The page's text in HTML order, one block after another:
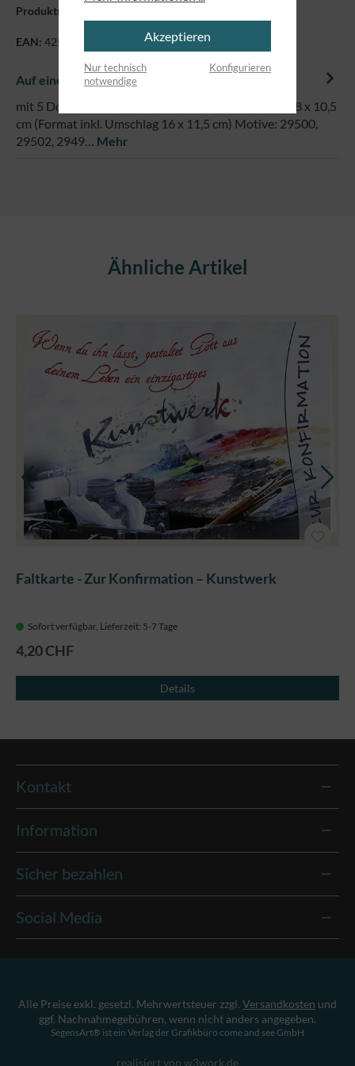
Produktnummer:
EAN: 4250479858411
Auf einem Blick
mit 5 Doppelkarten zum Thema „Trauer“ Format 14,8 x 10,5
cm (Format inkl. Umschlag 16 x 11,5 cm) Motive: 29500,
29502, 2949… Mehr
Produktgalerie überspringenÄhnliche Artikel
Faltkarte - Zur Konfirmation – Kunstwerk
Sofort verfügbar, Lieferzeit: 5-7 Tage
4,20 CHF
Details
Kontakt
Information
Sicher bezahlen
Social Media
Alle Preise exkl. gesetzl. Mehrwertsteuer zzgl. Versandkosten und
ggf. Nachnahmegebühren, wenn nicht anders angegeben.
SegensArt® ist ein Verlag der Grafikbüro come and see GmbH
realisiert von w3work.de
Akzeptieren
Nur technisch
notwendige
Konfigurieren